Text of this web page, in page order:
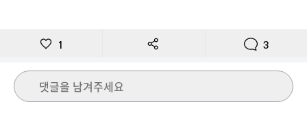
1 3
댓글을 남겨주세요